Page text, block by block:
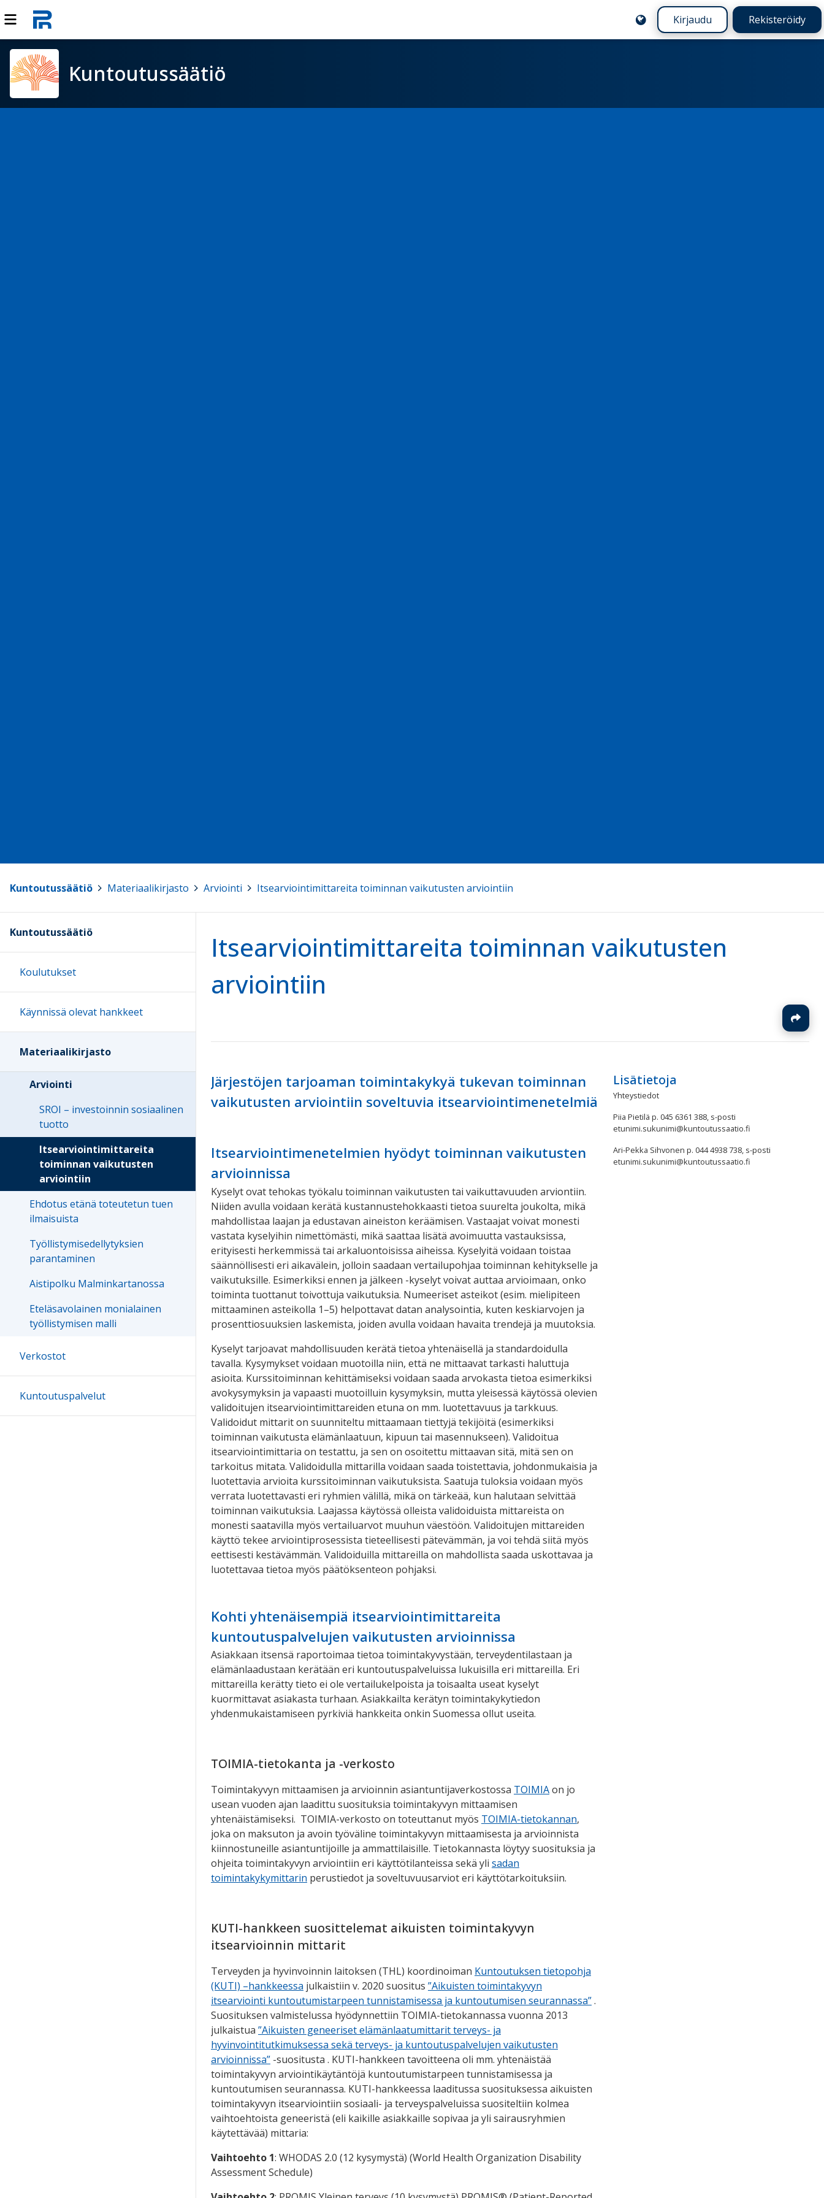
Kirjaudu Rekisteröidy
Kuntoutussäätiö
Kuntoutussäätiö Materiaalikirjasto Arviointi Itsearviointimittareita toiminnan vaikutusten arviointiin
Itsearviointimittareita toiminnan vaikutusten
arviointiin
Järjestöjen tarjoaman toimintakykyä tukevan toiminnan
vaikutusten arviointiin soveltuvia itsearviointimenetelmiä
Itsearviointimenetelmien hyödyt toiminnan vaikutusten
arvioinnissa
Kyselyt ovat tehokas työkalu toiminnan vaikutusten tai vaikuttavuuden arviontiin.
Niiden avulla voidaan kerätä kustannustehokkaasti tietoa suurelta joukolta, mikä
mahdollistaa laajan ja edustavan aineiston keräämisen. Vastaajat voivat monesti
vastata kyselyihin nimettömästi, mikä saattaa lisätä avoimuutta vastauksissa,
erityisesti herkemmissä tai arkaluontoisissa aiheissa. Kyselyitä voidaan toistaa
säännöllisesti eri aikavälein, jolloin saadaan vertailupohjaa toiminnan kehitykselle ja
vaikutuksille. Esimerkiksi ennen ja jälkeen -kyselyt voivat auttaa arvioimaan, onko
toiminta tuottanut toivottuja vaikutuksia. Numeeriset asteikot (esim. mielipiteen
mittaaminen asteikolla 1–5) helpottavat datan analysointia, kuten keskiarvojen ja
prosenttiosuuksien laskemista, joiden avulla voidaan havaita trendejä ja muutoksia.
Kyselyt tarjoavat mahdollisuuden kerätä tietoa yhtenäisellä ja standardoidulla
tavalla. Kysymykset voidaan muotoilla niin, että ne mittaavat tarkasti haluttuja
asioita. Kurssitoiminnan kehittämiseksi voidaan saada arvokasta tietoa esimerkiksi
avokysymyksin ja vapaasti muotoilluin kysymyksin, mutta yleisessä käytössä olevien
validoitujen itsearviointimittareiden etuna on mm. luotettavuus ja tarkkuus.
Validoidut mittarit on suunniteltu mittaamaan tiettyjä tekijöitä (esimerkiksi
toiminnan vaikutusta elämänlaatuun, kipuun tai masennukseen). Validoitua
itsearviointimittaria on testattu, ja sen on osoitettu mittaavan sitä, mitä sen on
tarkoitus mitata. Validoidulla mittarilla voidaan saada toistettavia, johdonmukaisia ja
luotettavia arvioita kurssitoiminnan vaikutuksista. Saatuja tuloksia voidaan myös
verrata luotettavasti eri ryhmien välillä, mikä on tärkeää, kun halutaan selvittää
toiminnan vaikutuksia. Laajassa käytössä olleista validoiduista mittareista on
monesti saatavilla myös vertailuarvot muuhun väestöön. Validoitujen mittareiden
käyttö tekee arviointiprosessista tieteellisesti pätevämmän, ja voi tehdä siitä myös
eettisesti kestävämmän. Validoiduilla mittareilla on mahdollista saada uskottavaa ja
luotettavaa tietoa myös päätöksenteon pohjaksi.
Kohti yhtenäisempiä itsearviointimittareita
kuntoutuspalvelujen vaikutusten arvioinnissa
Asiakkaan itsensä raportoimaa tietoa toimintakyvystään, terveydentilastaan ja
elämänlaadustaan kerätään eri kuntoutuspalveluissa lukuisilla eri mittareilla. Eri
mittareilla kerätty tieto ei ole vertailukelpoista ja toisaalta useat kyselyt
kuormittavat asiakasta turhaan. Asiakkailta kerätyn toimintakykytiedon
yhdenmukaistamiseen pyrkiviä hankkeita onkin Suomessa ollut useita.
TOIMIA-tietokanta ja -verkosto
Toimintakyvyn mittaamisen ja arvioinnin asiantuntijaverkostossa TOIMIAon jo
usean vuoden ajan laadittu suosituksia toimintakyvyn mittaamisen
yhtenäistämiseksi. TOIMIA-verkosto on toteuttanut myös TOIMIA-tietokannan,
joka on maksuton ja avoin työväline toimintakyvyn mittaamisesta ja arvioinnista
kiinnostuneille asiantuntijoille ja ammattilaisille. Tietokannasta löytyy suosituksia ja
ohjeita toimintakyvyn arviointiin eri käyttötilanteissa sekä yli sadan
toimintakykymittarin perustiedot ja soveltuvuusarviot eri käyttötarkoituksiin.
KUTI-hankkeen suosittelemat aikuisten toimintakyvyn
itsearvioinnin mittarit
Terveyden ja hyvinvoinnin laitoksen (THL) koordinoiman Kuntoutuksen tietopohja
(KUTI) –hankkeessa julkaistiin v. 2020 suositus ”Aikuisten toimintakyvyn
itsearviointi kuntoutumistarpeen tunnistamisessa ja kuntoutumisen seurannassa”.
Suosituksen valmistelussa hyödynnettiin TOIMIA-tietokannassa vuonna 2013
julkaistua ”Aikuisten geneeriset elämänlaatumittarit terveys- ja
hyvinvointitutkimuksessa sekä terveys- ja kuntoutuspalvelujen vaikutusten
arvioinnissa” -suositusta . KUTI-hankkeen tavoitteena oli mm. yhtenäistää
toimintakyvyn arviointikäytäntöjä kuntoutumistarpeen tunnistamisessa ja
kuntoutumisen seurannassa. KUTI-hankkeessa laaditussa suosituksessa aikuisten
toimintakyvyn itsearviointiin sosiaali- ja terveyspalveluissa suositeltiin kolmea
vaihtoehtoista geneeristä (eli kaikille asiakkaille sopivaa ja yli sairausryhmien
käytettävää) mittaria:
Vaihtoehto 1: WHODAS 2.0 (12 kysymystä) (World Health Organization Disability
Assessment Schedule)
Lisätietoja
Yhteystiedot
Piia Pietilä p. 045 6361 388, s-posti
etunimi.sukunimi@kuntoutussaatio.fi
Ari-Pekka Sihvonen p. 044 4938 738, s-posti
etunimi.sukunimi@kuntoutussaatio.fi
Kuntoutussäätiö
Koulutukset
Käynnissä olevat hankkeet
Materiaalikirjasto
Arviointi
SROI – investoinnin sosiaalinen
tuotto
Itsearviointimittareita
toiminnan vaikutusten
arviointiin
Ehdotus etänä toteutetun tuen
ilmaisuista
Työllistymisedellytyksien
parantaminen
Aistipolku Malminkartanossa
Eteläsavolainen monialainen
työllistymisen malli
Verkostot
Kuntoutuspalvelut